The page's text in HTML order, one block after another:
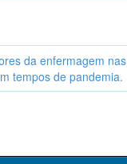
da enfermagem nas
tempos de pandemia.